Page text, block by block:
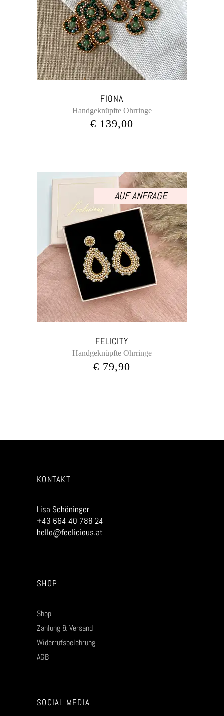
FIONA
Handgeknüpfte Ohrringe
€ 139,00
AUF ANFRAGE
FELICITY
Handgeknüpfte Ohrringe
€ 79,90
KONTAKT
Lisa Schöninger
+43 664 40 788 24
hello@feelicious.at
SHOP
Shop
Zahlung & Versand
Widerrufsbelehrung
AGB
SOCIAL MEDIA